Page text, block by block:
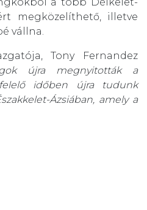
megközelíthető, illetve
vállna.
Tony Fernandez
újra megnyitották a
időben újra tudunk
Ázsiában, amely a